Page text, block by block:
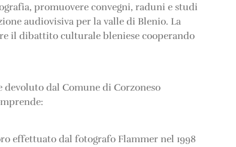
promuovere convegni, raduni e studi
audiovisiva per la valle di Blenio. La
il dibattito culturale bleniese cooperando
dal Comune di Corzoneso
effettuato dal fotografo Flammer nel 1998